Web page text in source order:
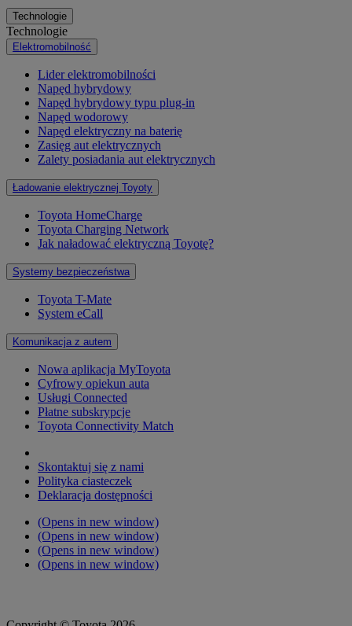
Technologie
Technologie
Elektromobilność
Lider elektromobilności
Napęd hybrydowy
Napęd hybrydowy typu plug-in
Napęd wodorowy
Napęd elektryczny na baterię
Zasięg aut elektrycznych
Zalety posiadania aut elektrycznych
Ładowanie elektrycznej Toyoty
Toyota HomeCharge
Toyota Charging Network
Jak naładować elektryczną Toyotę?
Systemy bezpieczeństwa
Toyota T-Mate
System eCall
Komunikacja z autem
Nowa aplikacja MyToyota
Cyfrowy opiekun auta
Usługi Connected
Płatne subskrypcje
Toyota Connectivity Match
Skontaktuj się z nami
Polityka ciasteczek
Deklaracja dostępności
(Opens in new window)
(Opens in new window)
(Opens in new window)
(Opens in new window)